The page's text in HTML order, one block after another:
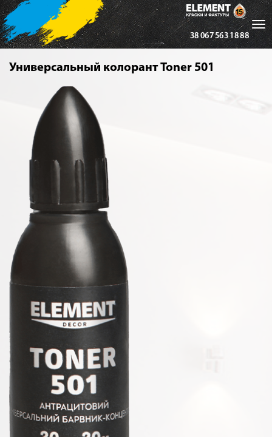
38 067 563 18 88
Универсальный колорант Toner 501